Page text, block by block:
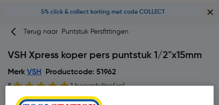
5% click & collect korting met code COLLECT
Terug naar Puntstuk Persfittingen
VSH Xpress koper pers puntstuk 1/2"x15mm
Merk VSH Productcode: 51962
5 1 beoordeling(en)